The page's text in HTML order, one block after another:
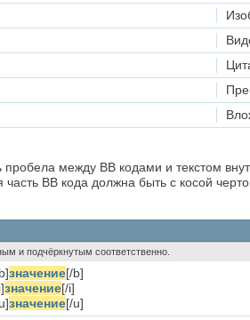
пробела между BB кодами и текстом
BB кода должна быть с косой
и подчёркнутым соответственно.
значение[/b]
значение[/i]
значение[/u]